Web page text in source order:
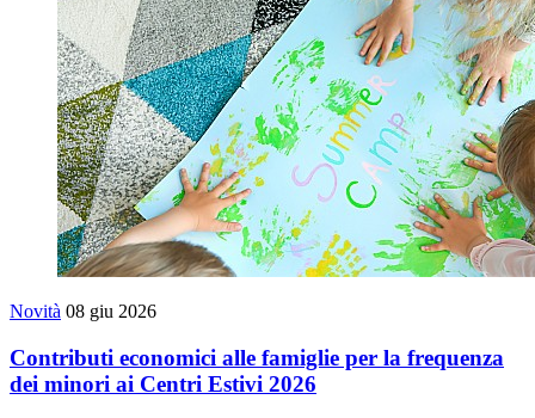
Novità 08 giu 2026
Contributi economici alle famiglie per la frequenza
dei minori ai Centri Estivi 2026